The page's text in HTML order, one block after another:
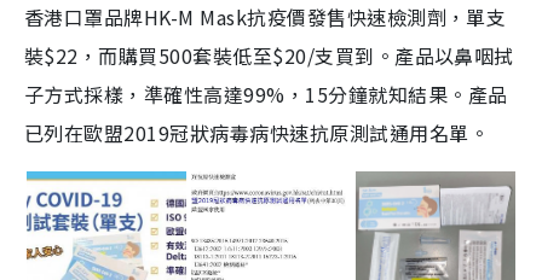
香港口罩品牌HK-M Mask抗疫價發售快速檢測劑，單支
裝$22，而購買500套裝低至$20/支買到。產品以鼻咽拭
子方式採樣，準確性高達99%，15分鐘就知結果。產品
已列在歐盟2019冠狀病毒病快速抗原測試通用名單。